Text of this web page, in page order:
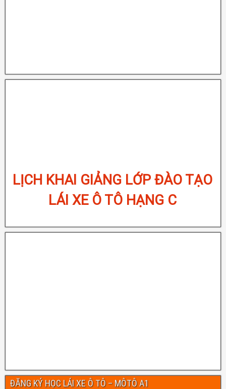
LỊCH KHAI GIẢNG LỚP ĐÀO TẠO
LÁI XE Ô TÔ HẠNG B
ĐĂNG KÝ HỌC LÁI XE Ô TÔ – MÔTÔ A1